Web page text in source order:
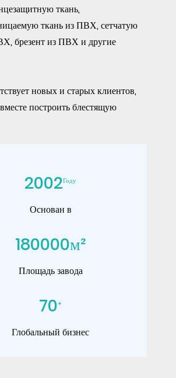
ткань,
ткань из ПВХ, сетчатую
брезент из ПВХ и другие
новых и старых клиентов,
построить блестящую
2002Году
Основан в
180000м²
Площадь завода
70+
Глобальный бизнес